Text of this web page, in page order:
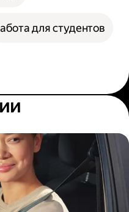
для студентов